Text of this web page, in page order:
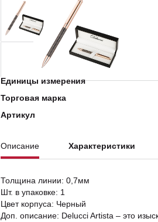
Единицы измерения
Торговая марка
Артикул
Описание Характеристики
Толщина линии: 0,7мм
Шт. в упаковке: 1
Цвет корпуса: Черный
Доп. описание: Delucci Artista – это